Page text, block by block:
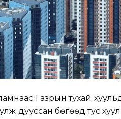
Газрын тухай
дууссан бөгөөд тус